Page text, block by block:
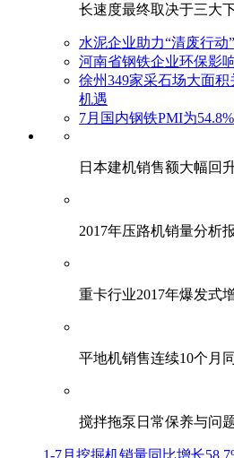
长速度最终取决于三大
水泥企业助力“清废行动”
河南省钢铁企业环保影
徐州349家采石场大面
机遇
7月国内钢铁PMI为
日本建机销售额大幅回
2017年压路机销量分析
重卡行业2017年爆发式
平地机销售连续10个月
搅拌拖泵日常保养与问